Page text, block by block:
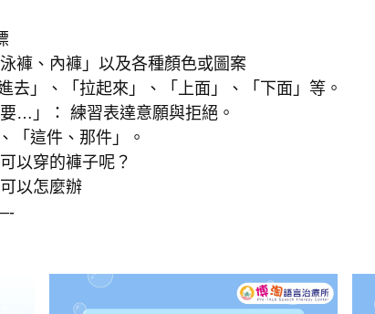
褲、內褲」以及各種顏色或圖案
去」、「拉起來」、「上面」、「下面」等。
…」： 練習表達意願與拒絕。
「這件、那件」。
以穿的褲子呢？
以怎麼辦